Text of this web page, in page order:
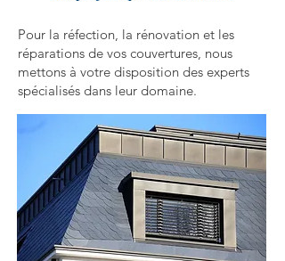
Pour la réfection, la rénovation et les
réparations de vos couvertures, nous
mettons à votre disposition des experts
spécialisés dans leur domaine.